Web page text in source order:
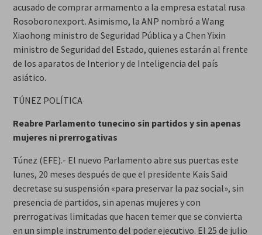
acusado de comprar armamento a la empresa estatal rusa
Rosoboronexport. Asimismo, la ANP nombró a Wang
Xiaohong ministro de Seguridad Pública y a Chen Yixin
ministro de Seguridad del Estado, quienes estarán al frente
de los aparatos de Interior y de Inteligencia del país
asiático.
TÚNEZ POLÍTICA
Reabre Parlamento tunecino sin partidos y sin apenas
mujeres ni prerrogativas
Túnez (EFE).- El nuevo Parlamento abre sus puertas este
lunes, 20 meses después de que el presidente Kais Said
decretase su suspensión «para preservar la paz social», sin
presencia de partidos, sin apenas mujeres y con
prerrogativas limitadas que hacen temer que se convierta
en un simple instrumento del poder ejecutivo. El 25 de julio